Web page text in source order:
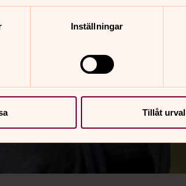
Inställningar
Tillåt urval